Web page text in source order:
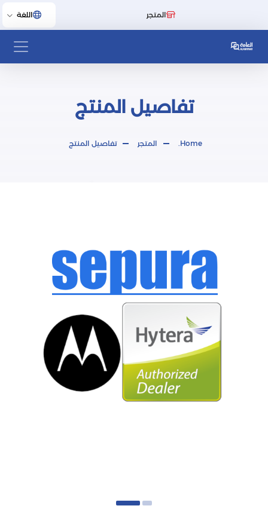
المتجر اللغة
تفاصيل المنتج
Home. المتجر تفاصيل المنتج